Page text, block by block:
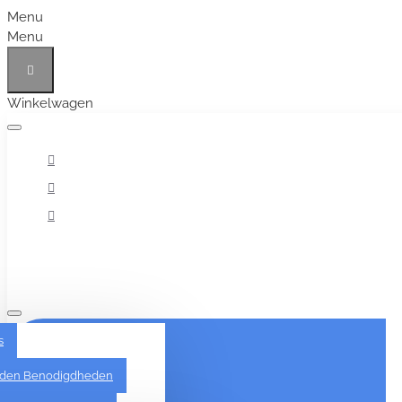
Menu
Menu
Winkelwagen
Alles
Benodigdheden